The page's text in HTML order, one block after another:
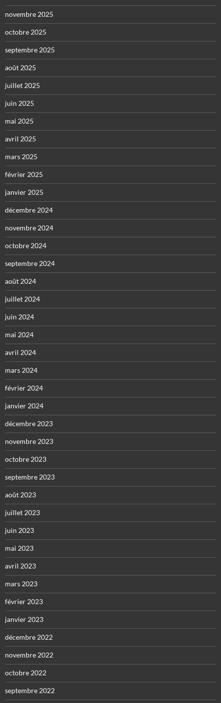
novembre 2025
octobre 2025
septembre 2025
août 2025
juillet 2025
juin 2025
mai 2025
avril 2025
mars 2025
février 2025
janvier 2025
décembre 2024
novembre 2024
octobre 2024
septembre 2024
août 2024
juillet 2024
juin 2024
mai 2024
avril 2024
mars 2024
février 2024
janvier 2024
décembre 2023
novembre 2023
octobre 2023
septembre 2023
août 2023
juillet 2023
juin 2023
mai 2023
avril 2023
mars 2023
février 2023
janvier 2023
décembre 2022
novembre 2022
octobre 2022
septembre 2022